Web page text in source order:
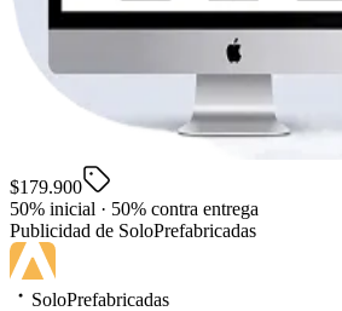
$179.900
50% inicial · 50% contra entrega
Publicidad de SoloPrefabricadas
SoloPrefabricadas